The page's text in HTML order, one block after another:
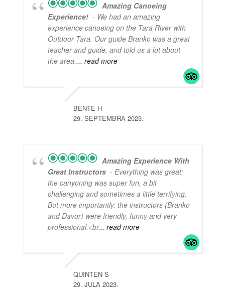
Amazing Canoeing
Experience! - We had an amazing
experience canoeing on the Tara River with
Outdoor Tara. Our guide Branko was a great
teacher and guide, and told us a lot about
the area.... read more
BENTE H
29. SEPTEMBRA 2023.
Amazing Experience With
Great Instructors - Everything was great:
the canyoning was super fun, a bit
challenging and sometimes a little terrifying.
But more importantly: the instructors (Branko
and Davor) were friendly, funny and very
professional.<br... read more
QUINTEN S
29. JULA 2023.